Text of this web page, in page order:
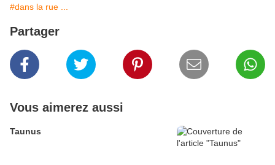
#dans la rue ...
Partager
Vous aimerez aussi
Taunus